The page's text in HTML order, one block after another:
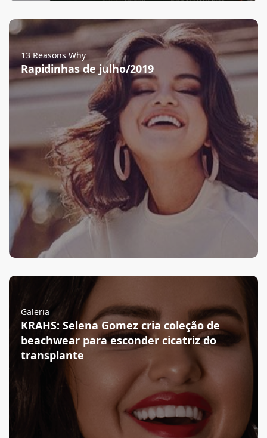
13 Reasons Why
Rapidinhas de julho/2019
Galeria
KRAHS: Selena Gomez cria coleção de
beachwear para esconder cicatriz do
transplante